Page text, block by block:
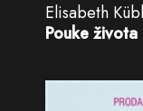
Elisabeth
Pouke života